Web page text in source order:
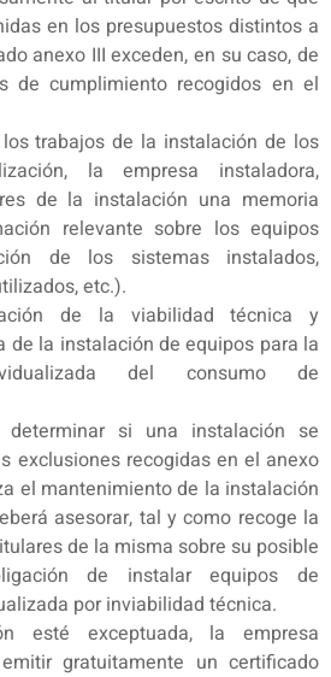
en los presupuestos distintos a
anexo III exceden, en su caso, de
de cumplimiento recogidos en el
trabajos de la instalación de los
la empresa instaladora,
de la instalación una memoria
relevante sobre los equipos
de los sistemas instalados,
etc.).
de la viabilidad técnica y
de la instalación de equipos para la
del consumo de
si una instalación se
exclusiones recogidas en el anexo
el mantenimiento de la instalación
asesorar, tal y como recoge la
de la misma sobre su posible
de instalar equipos de
por inviabilidad técnica.
esté exceptuada, la empresa
gratuitamente un certificado